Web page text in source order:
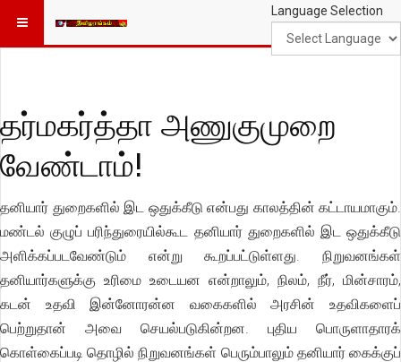
Language Selection
தர்மகர்த்தா அணுகுமுறை
வேண்டாம்!
தனியார் துறைகளில் இட ஒதுக்கீடு என்பது காலத்தின் கட்டாயமாகும்.
மண்டல் குழுப் பரிந்துரையில்கூட தனியார் துறைகளில் இட ஒதுக்கீடு
அளிக்கப்படவேண்டும் என்று கூறப்பட்டுள்ளது. நிறுவனங்கள்
தனியார்களுக்கு உரிமை உடையன என்றாலும், நிலம், நீர், மின்சாரம்,
கடன் உதவி இன்னோரன்ன வகைகளில் அரசின் உதவிகளைப்
பெற்றுதான் அவை செயல்படுகின்றன. புதிய பொருளாதாரக்
கொள்கைப்படி தொழில் நிறுவனங்கள் பெரும்பாலும் தனியார் கைக்குப்